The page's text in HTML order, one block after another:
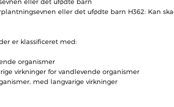
eller det ufødte barn H362: Kan
er klassificeret med:
organismer
virkninger for vandlevende organismer
med langvarige virkninger